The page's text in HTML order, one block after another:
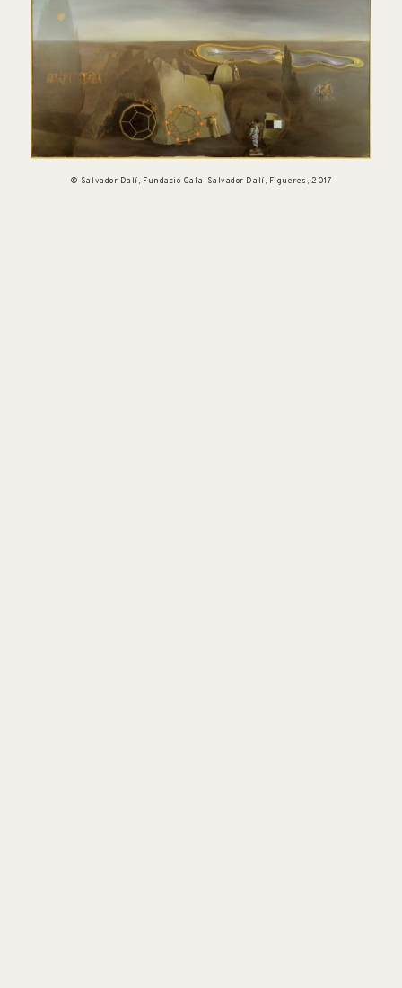
© Salvador Dalí, Fundació Gala-Salvador Dalí, Figueres, 2017